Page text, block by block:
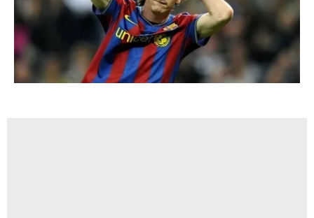
sınırlı olarak açık rızanız dahilinde kullanılacaktır.
Çerezlere ilişkin tercihlerinizi aşağıda yer alan panel
vasıtasıyla belirleyebilirsiniz. Çerezlere ilişkin detaylı bilgi
için Ayarlar butonuna tıklayabilir,Çerez Bilgilendirme